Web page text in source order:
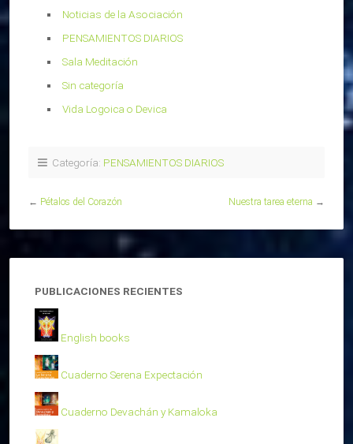
Noticias de la Asociación
PENSAMIENTOS DIARIOS
Sala Meditación
Sin categoría
Vida Logoica o Devica
Categoría: PENSAMIENTOS DIARIOS
← Pétalos del Corazón Nuestra tarea eterna →
PUBLICACIONES RECIENTES
English books
Cuaderno Serena Expectación
Cuaderno Devachán y Kamaloka